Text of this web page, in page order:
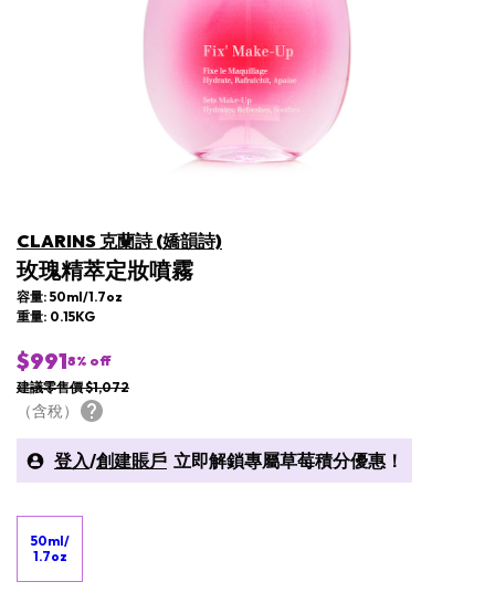
CLARINS 克蘭詩 (嬌韻詩)
玫瑰精萃定妝噴霧
容量: 50ml/1.7oz
重量: 0.15KG
$9918% off
建議零售價 $1,072
（含稅）
登入/創建賬戶 立即解鎖專屬草莓積分優惠！
50ml/
1.7oz